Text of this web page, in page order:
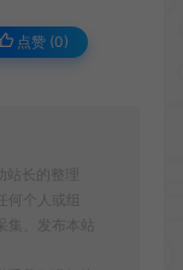
点赞 (0)
长的整理
何个人或组
、发布本站